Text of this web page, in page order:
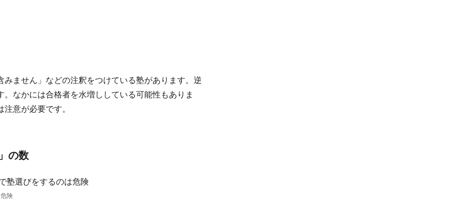
ません」などの注釈をつけている塾があります。逆
なかには合格者を水増ししている可能性もありま
意が必要です。
の数
険